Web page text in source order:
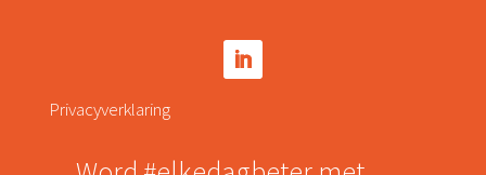
Privacyverklaring